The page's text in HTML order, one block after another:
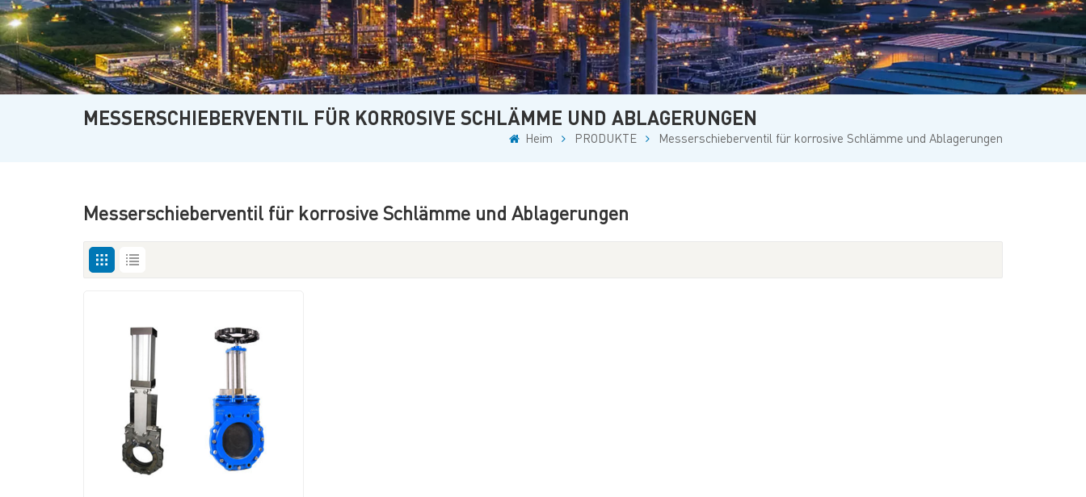
русский
français
português
Türkçe
MESSERSCHIEBERVENTIL FÜR KORROSIVE SCHLÄMME UND ABLAGERUNGEN
Heim PRODUKTE Messerschieberventil für korrosive Schlämme und Ablagerungen
Messerschieberventil für korrosive Schlämme und Ablagerungen